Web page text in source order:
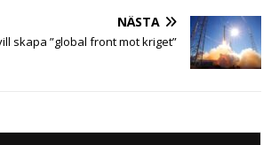
NÄSTA
skapa ”global front mot kriget”